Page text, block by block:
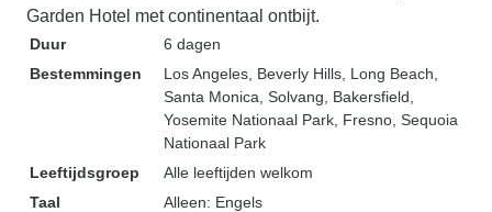
Garden Hotel met continentaal ontbijt.
Duur
6 dagen
Bestemmingen
Los Angeles , Beverly Hills , Long Beach
Santa Monica , Solvang , Bakersfield
Yosemite Nationaal Park , Fresno , Sequoia
Nationaal Park
Leeftijdsgroep
Alle leeftijden welkom
Taal
Alleen: Engels